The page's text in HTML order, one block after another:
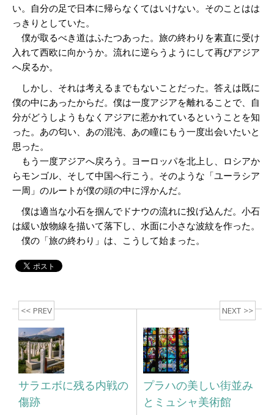
い。自分の足で日本に帰らなくてはいけない。そのことはは
っきりとしていた。
僕が取るべき道はふたつあった。旅の終わりを素直に受け
入れて西欧に向かうか。流れに逆らうようにして再びアジア
へ戻るか。
しかし、それは考えるまでもないことだった。答えは既に
僕の中にあったからだ。僕は一度アジアを離れることで、自
分がどうしようもなくアジアに惹かれているということを知
った。あの匂い、あの混沌、あの瞳にもう一度出会いたいと
思った。
もう一度アジアへ戻ろう。ヨーロッパを北上し、ロシアか
らモンゴル、そして中国へ行こう。そのような「ユーラシア
一周」のルートが僕の頭の中に浮かんだ。
僕は適当な小石を掴んでドナウの流れに投げ込んだ。小石
は緩い放物線を描いて落下し、水面に小さな波紋を作った。
僕の「旅の終わり」は、こうして始まった。
<< PREV
サラエボに残る内戦の
傷跡
NEXT >>
プラハの美しい街並み
とミュシャ美術館